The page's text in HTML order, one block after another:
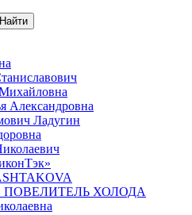
Александровна
Ладугин
ПОВЕЛИТЕЛЬ ХОЛОДА